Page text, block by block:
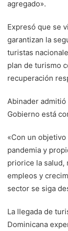
agregado».
Expresó que se
garantizan la
turistas
plan de turismo
recuperación
Abinader
Gobierno está
«Con un
pandemia y
priorice la salud,
empleos y
sector se siga
La llegada de
Dominicana